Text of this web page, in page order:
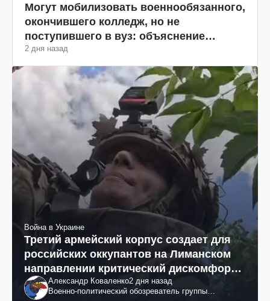
Могут мобилизовать военнообязанного,
окончившего колледж, но не
поступившего в вуз: объяснение
юриста
2 дня назад
Война в Украине
Третий армейский корпус создает для
российских оккупантов на Лиманском
направлении критический дискомфорт:
как это удалось
Александр Коваленко2 дня назад
Военно-политический обозреватель группы